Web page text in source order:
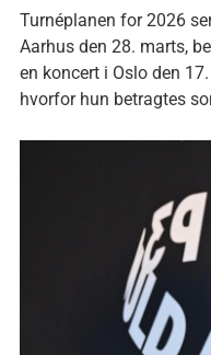
Turnéplanen for 2026
Aarhus den 28. marts,
en koncert i Oslo den
hvorfor hun betragtes